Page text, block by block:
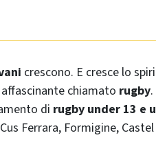
crescono. E cresce lo
chiamato rugby.
di rugby under 13 e
Ferrara, Formigine,